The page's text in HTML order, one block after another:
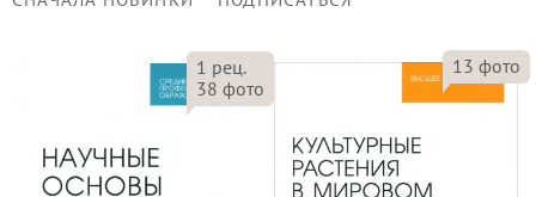
1 рец.
38 фото
13 фото